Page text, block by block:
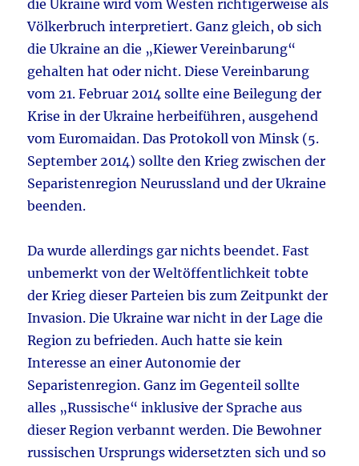
die Ukraine wird vom Westen richtigerweise als
Völkerbruch interpretiert. Ganz gleich, ob sich
die Ukraine an die „Kiewer Vereinbarung“
gehalten hat oder nicht. Diese Vereinbarung
vom 21. Februar 2014 sollte eine Beilegung der
Krise in der Ukraine herbeiführen, ausgehend
vom Euromaidan. Das Protokoll von Minsk (5.
September 2014) sollte den Krieg zwischen der
Separistenregion Neurussland und der Ukraine
beenden.
Da wurde allerdings gar nichts beendet. Fast
unbemerkt von der Weltöffentlichkeit tobte
der Krieg dieser Parteien bis zum Zeitpunkt der
Invasion. Die Ukraine war nicht in der Lage die
Region zu befrieden. Auch hatte sie kein
Interesse an einer Autonomie der
Separistenregion. Ganz im Gegenteil sollte
alles „Russische“ inklusive der Sprache aus
dieser Region verbannt werden. Die Bewohner
russischen Ursprungs widersetzten sich und so